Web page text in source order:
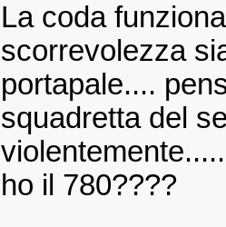
La coda
scorrevolezza
portapale....
squadretta del
ho il 780????